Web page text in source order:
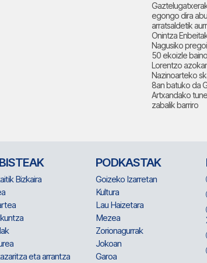
egongo dira
arratsaldetik
Onintza
Nagusiko
50 ekoizle
Lorentzo
Nazinoarteko
8an batuko da
Artxandako
zabalik barriro
Bizkaira
eta arrantza
PODKASTAK
Goizeko Izarretan
Kultura
Lau Haizetara
Mezea
Zorionagurrak
Jokoan
Garoa